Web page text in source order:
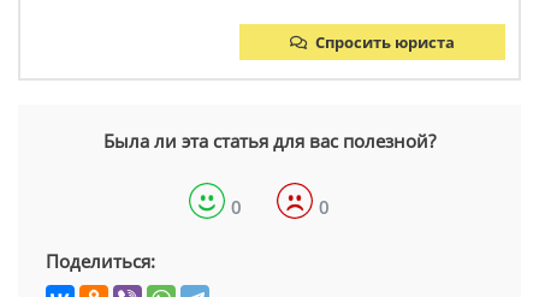
Спросить юриста
Была ли эта статья для вас полезной?
0 0
Поделиться: